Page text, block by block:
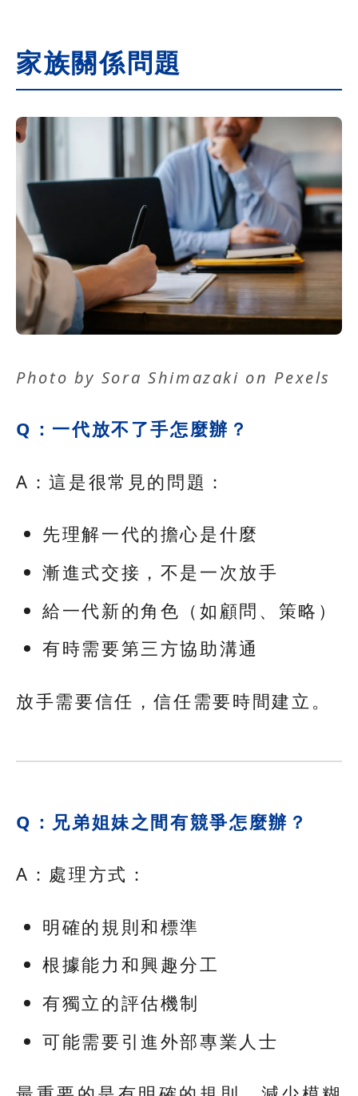
家族關係問題
Photo by Sora Shimazaki on Pexels
Q：一代放不了手怎麼辦？
A：這是很常見的問題：
先理解一代的擔心是什麼
漸進式交接，不是一次放手
給一代新的角色（如顧問、策略）
有時需要第三方協助溝通
放手需要信任，信任需要時間建立。
Q：兄弟姐妹之間有競爭怎麼辦？
A：處理方式：
明確的規則和標準
根據能力和興趣分工
有獨立的評估機制
可能需要引進外部專業人士